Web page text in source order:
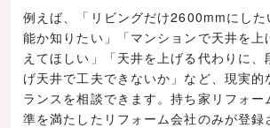
例えば、「リビングだけ2600mmにし
能か知りたい」「マンションで天井を上
えてほしい」「天井を上げる代わりに、
げ天井で工夫できないか」など、現実
ランスを相談できます。持ち家リフォー
準を満たしたリフォーム会社のみが登録